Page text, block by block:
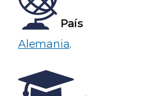
País
Alemania.